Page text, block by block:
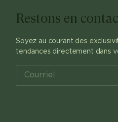
Restons en
Soyez au courant des
tendances directement dans